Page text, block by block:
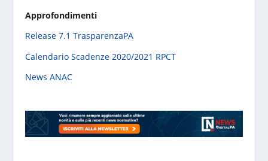
Approfondimenti
Release 7.1 TrasparenzaPA
Calendario Scadenze 2020/2021 RPCT
News ANAC